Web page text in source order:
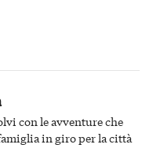
con le avventure che
in giro per la città